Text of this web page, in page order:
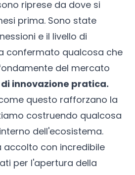
riprese da dove si
prima. Sono state
e il livello di
confermato qualcosa che
del mercato
innovazione pratica.
questo rafforzano la
costruendo qualcosa
dell'ecosistema.
accolto con incredibile
per l'apertura della